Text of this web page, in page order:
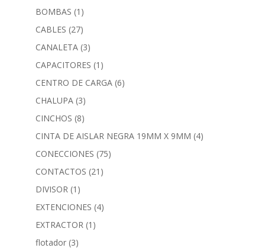
BOMBAS (1)
CABLES (27)
CANALETA (3)
CAPACITORES (1)
CENTRO DE CARGA (6)
CHALUPA (3)
CINCHOS (8)
CINTA DE AISLAR NEGRA 19MM X 9MM (4)
CONECCIONES (75)
CONTACTOS (21)
DIVISOR (1)
EXTENCIONES (4)
EXTRACTOR (1)
flotador (3)